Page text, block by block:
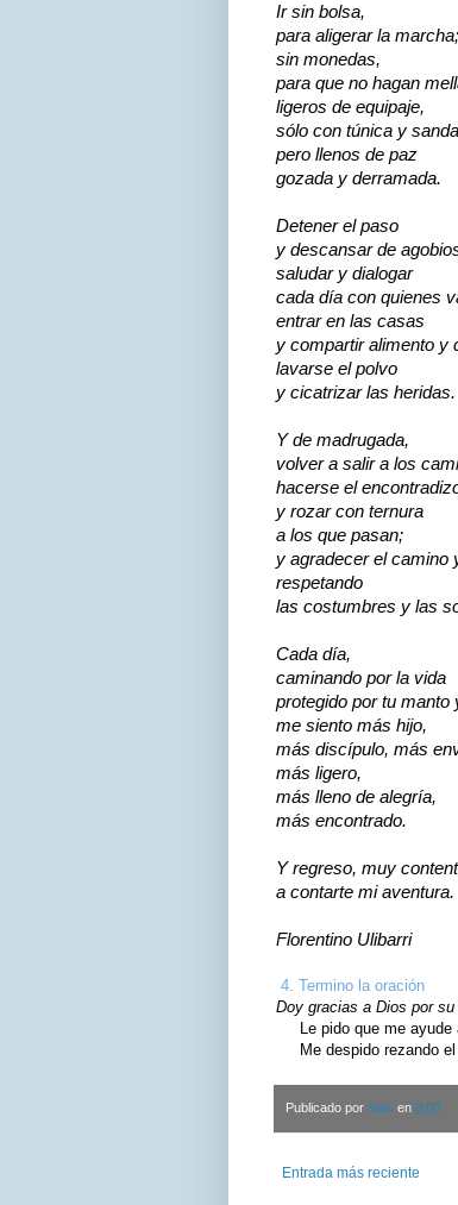
Ir sin bolsa,
para aligerar la marcha;
sin monedas,
para que no hagan
ligeros de equipaje,
sólo con túnica y
pero llenos de paz
gozada y derramada.
Detener el paso
y descansar de
saludar y dialogar
cada día con quienes
entrar en las casas
y compartir alimento y
lavarse el polvo
y cicatrizar las heridas.
Y de madrugada,
volver a salir a los
hacerse el
y rozar con ternura
a los que pasan;
y agradecer el camino
respetando
las costumbres y las
Cada día,
caminando por la vida
protegido por tu manto
me siento más hijo,
más discípulo, más
más ligero,
más lleno de alegría,
más encontrado.
Y regreso, muy
a contarte mi aventura.
Florentino Ulibarri
4. Termino la oración
Doy gracias a Dios por
Le pido que me ayude
Me despido rezando el
Publicado por Satu en 0:00
Entrada más reciente